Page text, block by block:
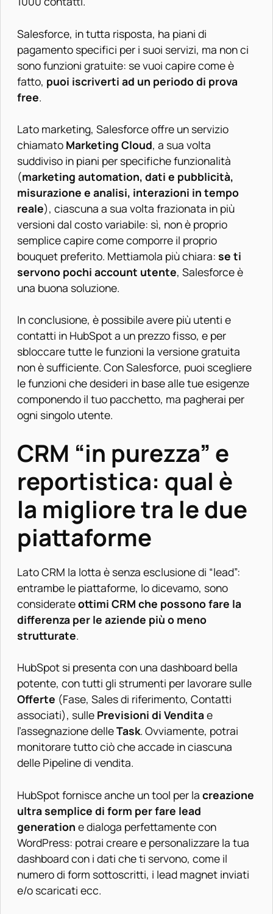
Salesforce, in tutta risposta, ha piani di
pagamento specifici per i suoi servizi, ma non ci
sono funzioni gratuite: se vuoi capire come è
fatto, puoi iscriverti ad un periodo di prova
free.
Lato marketing, Salesforce offre un servizio
chiamato Marketing Cloud, a sua volta
suddiviso in piani per specifiche funzionalità
(marketing automation, dati e pubblicità,
misurazione e analisi, interazioni in tempo
reale), ciascuna a sua volta frazionata in più
versioni dal costo variabile: sì, non è proprio
semplice capire come comporre il proprio
bouquet preferito. Mettiamola più chiara: se ti
servono pochi account utente, Salesforce è
una buona soluzione.
In conclusione, è possibile avere più utenti e
contatti in HubSpot a un prezzo fisso, e per
sbloccare tutte le funzioni la versione gratuita
non è sufficiente. Con Salesforce, puoi scegliere
le funzioni che desideri in base alle tue esigenze
componendo il tuo pacchetto, ma pagherai per
ogni singolo utente.
CRM “in purezza” e
reportistica: qual è
la migliore tra le due
piattaforme
Lato CRM la lotta è senza esclusione di “lead”:
entrambe le piattaforme, lo dicevamo, sono
considerateottimi CRM che possono fare la
differenza per le aziende più o meno
strutturate.
HubSpot si presenta con una dashboard bella
potente, con tutti gli strumenti per lavorare sulle
Offerte (Fase, Sales di riferimento, Contatti
associati), sulle Previsioni di Vendita e
l’assegnazione delleTask. Ovviamente, potrai
monitorare tutto ciò che accade in ciascuna
delle Pipeline di vendita.
HubSpot fornisce anche un tool per la creazione
ultra semplice di form per fare lead
generation e dialoga perfettamente con
WordPress: potrai creare e personalizzare la tua
dashboard con i dati che ti servono, come il
numero di form sottoscritti, i lead magnet inviati
e/o scaricati ecc.